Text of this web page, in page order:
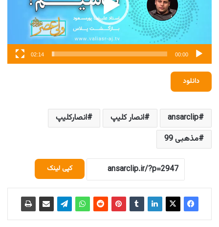
00:00
02:14
دانلود
ansarclip انصار کلیپ
انصارکلیپ
مذهبی 99
کپی لینک